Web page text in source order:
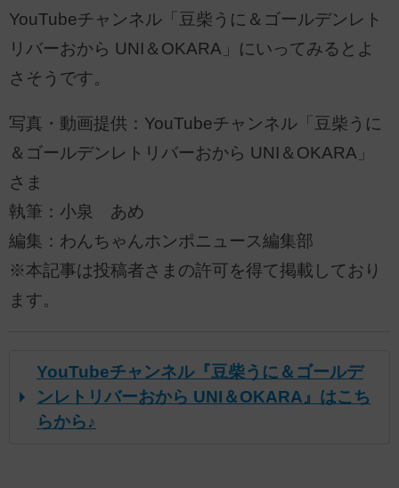
YouTubeチャンネル「豆柴うに＆ゴールデンレト
リバーおから UNI＆OKARA」にいってみるとよ
さそうです。
写真・動画提供：YouTubeチャンネル「豆柴うに
＆ゴールデンレトリバーおから UNI＆OKARA」
さま
執筆：小泉 あめ
編集：わんちゃんホンポニュース編集部
※本記事は投稿者さまの許可を得て掲載しており
ます。
YouTubeチャンネル『豆柴うに＆ゴールデ
ンレトリバーおから UNI＆OKARA』はこち
らから♪